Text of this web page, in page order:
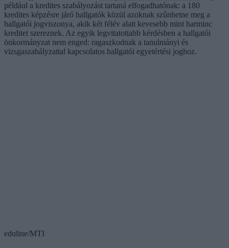
például a kredites szabályozást tartaná elfogadhatónak: a 180
kredites képzésre járó hallgatók közül azoknak szűnhetne meg a
hallgatói jogviszonya, akik két félév alatt kevesebb mint harminc
kreditet szereznek. Az egyik legvitatottabb kérdésben a hallgatói
önkormányzat nem enged: ragaszkodnak a tanulmányi és
vizsgaszabályzattal kapcsolatos hallgatói egyetértési joghoz.
eduline/MTI